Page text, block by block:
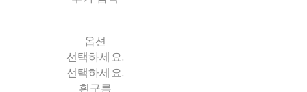
옵션
선택하세요.
선택하세요.
흰구름